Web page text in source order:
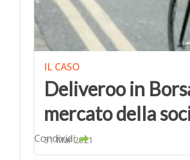
IL CASO
Deliveroo in
mercato della
31 Mar 2021
Condividi